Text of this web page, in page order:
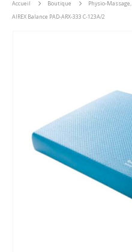
Accueil Boutique Physio-Massage,
AIREX Balance PAD-ARX-333 C-123A/2